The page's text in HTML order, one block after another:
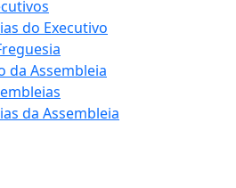
do Executivo
da Assembleia
da Assembleia